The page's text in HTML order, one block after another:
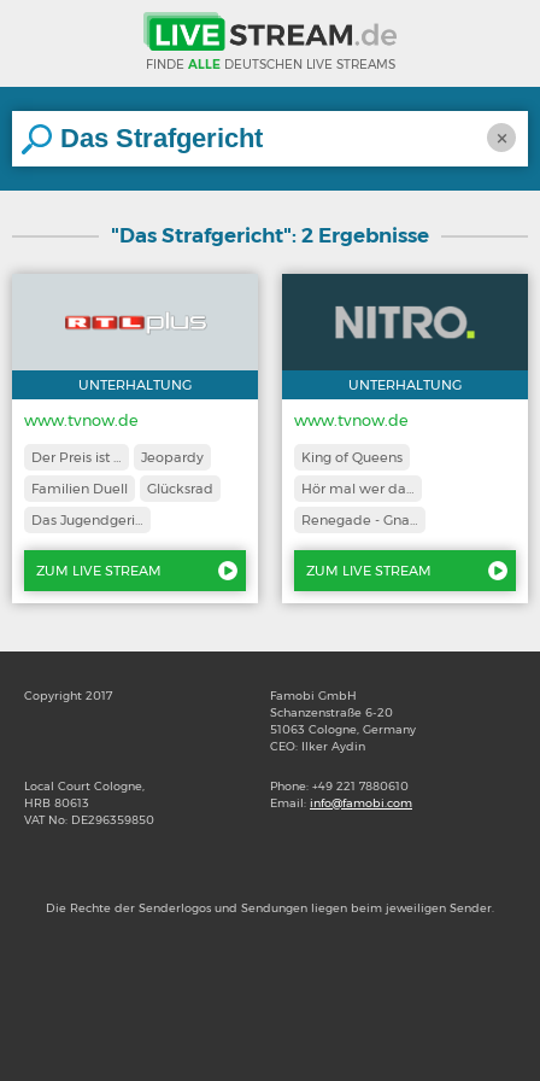
FINDE ALLEDEUTSCHEN LIVE STREAMS
×
"Das Strafgericht": 2 Ergebnisse
UNTERHALTUNG
www.tvnow.de
Der Preis ist …
Jeopardy
Familien Duell
Glücksrad
Das Jugendgeri…
Das Strafgeric…
ZUM LIVE STREAM
UNTERHALTUNG
www.tvnow.de
King of Queens
Hör mal wer da…
Renegade - Gna…
Das Strafgeric…
ZUM LIVE STREAM
Copyright 2017
Famobi GmbH
Schanzenstraße 6-20
51063 Cologne, Germany
CEO: Ilker Aydin
Local Court Cologne,
HRB 80613
VAT No: DE296359850
Phone: +49 221 7880610
Email: info@famobi.com
Die Rechte der Senderlogos und Sendungen liegen beim jeweiligen Sender.